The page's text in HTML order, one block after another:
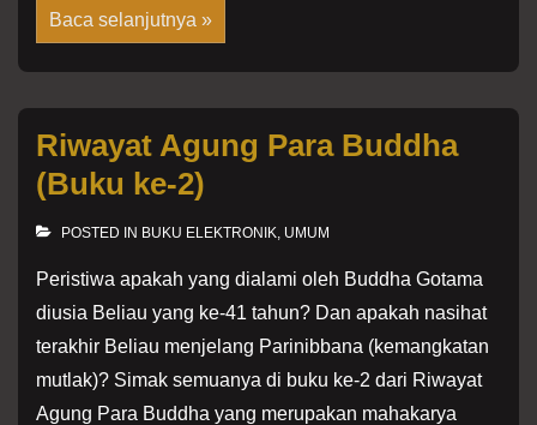
Riwayat
Agung
Para
Buddha
ke-
Baca selanjutnya »
Riwayat Agung Para Buddha
(Buku ke-2)
POSTED IN BUKU ELEKTRONIK, UMUM
Peristiwa apakah yang dialami oleh Buddha Gotama
diusia Beliau yang ke-41 tahun? Dan apakah nasihat
terakhir Beliau menjelang Parinibbana (kemangkatan
mutlak)? Simak semuanya di buku ke-2 dari Riwayat
Agung Para Buddha yang merupakan mahakarya